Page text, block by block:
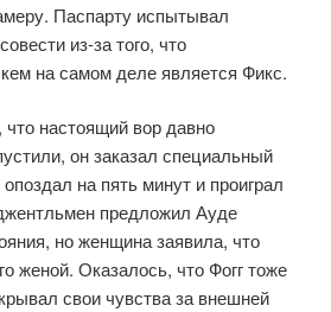
Паспарту испытывал
из-за того, что
кем на самом деле является Фикс.
настоящий вор давно
он заказал специальный
на пять минут и проиграл
предложил Ауде
но женщина заявила, что
женой. Оказалось, что Фогг тоже
свои чувства за внешней